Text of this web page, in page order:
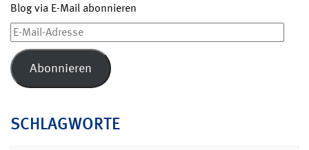
Blog via E-Mail abonnieren
E-
Mail-
Adresse
Abonnieren
SCHLAGWORTE